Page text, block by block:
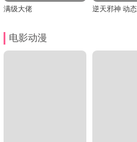
满级大佬
逆天邪神 动
电影动漫